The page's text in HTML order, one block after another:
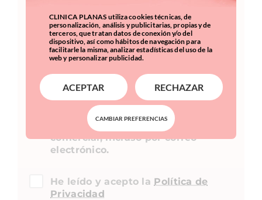
Acepto recibir información
comercial, incluso por correo
electrónico.
He leído y acepto la Política de
Privacidad
CLINICA PLANAS utiliza cookies técnicas, de
personalización, análisis y publicitarias, propias y de
terceros, que tratan datos de conexión y/o del
dispositivo, así como hábitos de navegación para
facilitarle la misma, analizar estadísticas del uso de la
web y personalizar publicidad.
ACEPTAR RECHAZAR
CAMBIAR PREFERENCIAS